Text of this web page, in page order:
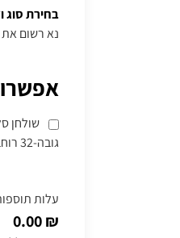
בחירת סוג
נא רשום
שולחן
גובה-32 רוחב-120 עומק-60
עלות
₪ 0.00